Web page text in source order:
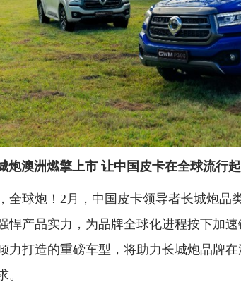
炮澳洲燃擎上市 让中国皮卡在全球流行
全球炮！2月，中国皮卡领导者长城炮品
悍产品实力，为品牌全球化进程按下加
力打造的重磅车型，将助力长城炮品牌
。